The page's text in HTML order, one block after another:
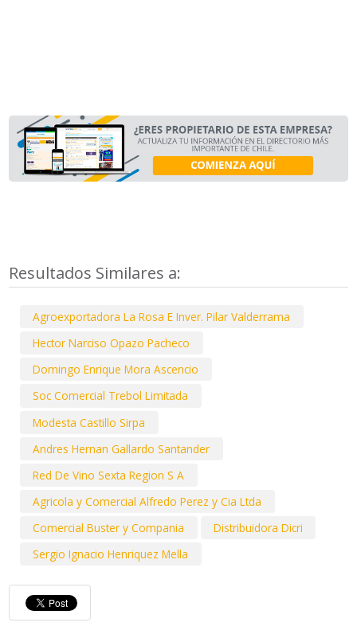
Resultados Similares a:
Agroexportadora La Rosa E Inver. Pilar Valderrama
Hector Narciso Opazo Pacheco
Domingo Enrique Mora Ascencio
Soc Comercial Trebol Limitada
Modesta Castillo Sirpa
Andres Hernan Gallardo Santander
Red De Vino Sexta Region S A
Agricola y Comercial Alfredo Perez y Cia Ltda
Comercial Buster y Compania
Distribuidora Dicri
Sergio Ignacio Henriquez Mella